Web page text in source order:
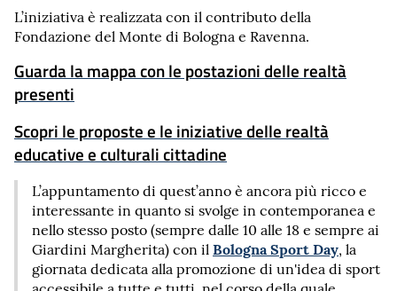
L’iniziativa è realizzata con il contributo della
Fondazione del Monte di Bologna e Ravenna.
Guarda la mappa con le postazioni delle realtà
presenti
Scopri le proposte e le iniziative delle realtà
educative e culturali cittadine
L’appuntamento di quest’anno è ancora più ricco e
interessante in quanto si svolge in contemporanea e
nello stesso posto (sempre dalle 10 alle 18 e sempre ai
Giardini Margherita) con il Bologna Sport Day, la
giornata dedicata alla promozione di un'idea di sport